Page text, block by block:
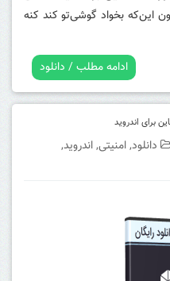
این‌که بخواد گوشی‌تو کند کنه
ادامه مطلب / دانلود
دانلود,امنیتی,اندروید,